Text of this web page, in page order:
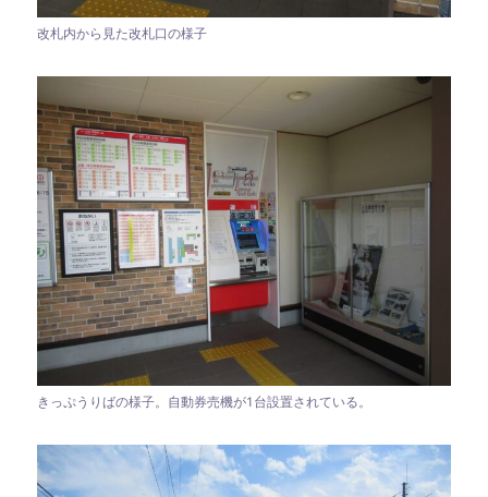
改札内から見た改札口の様子
きっぷうりばの様子。自動券売機が1台設置されている。